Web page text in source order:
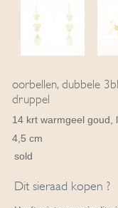
oorbellen, dubbele
druppel
14 krt warmgeel goud,
4,5 cm
sold
Dit sieraad kopen ?